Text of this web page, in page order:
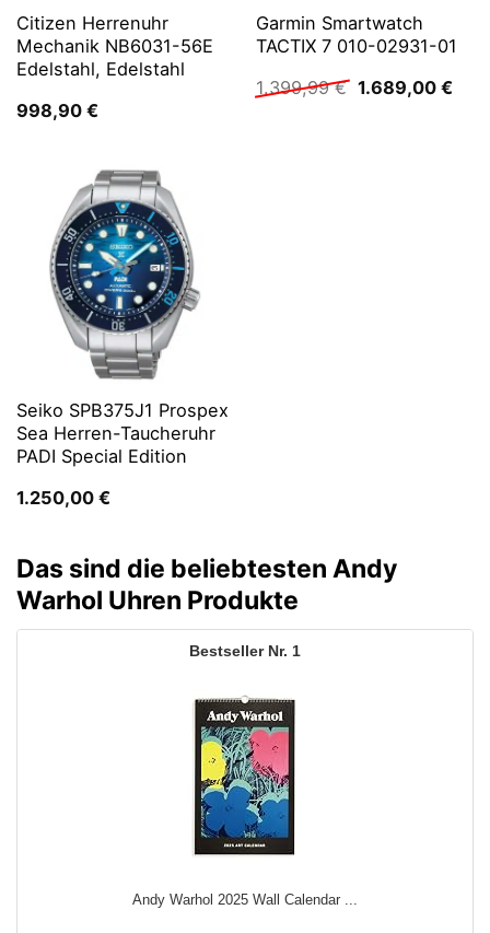
Citizen Herrenuhr
Mechanik NB6031-56E
Edelstahl, Edelstahl
998,90 €
Garmin Smartwatch
TACTIX 7 010-02931-01
1.399,99€ Ursprünglicher
1.689,00 €
Seiko SPB375J1 Prospex
Sea Herren-Taucheruhr
PADI Special Edition
1.250,00 €
Das sind die beliebtesten Andy
Warhol Uhren Produkte
1
Andy Warhol 2025 Wall Calendar ...